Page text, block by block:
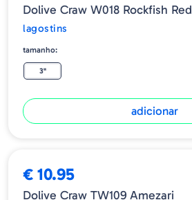
Dolive Craw W018 Rockfish Red
lagostins
tamanho:
3"
adicionar
€ 10.95
Dolive Craw TW109 Amezari